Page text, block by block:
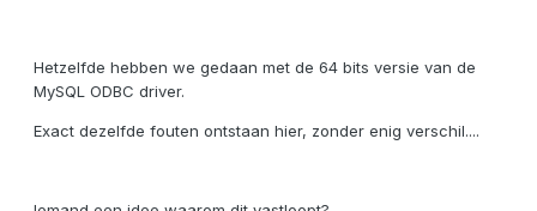
Hetzelfde hebben we gedaan met de 64 bits versie van de
MySQL ODBC driver.
Exact dezelfde fouten ontstaan hier, zonder enig verschil....